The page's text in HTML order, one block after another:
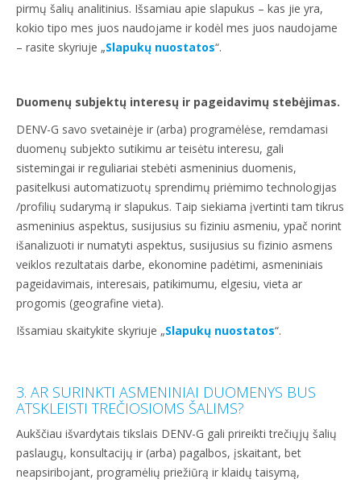
pirmų šalių analitinius. Išsamiau apie slapukus – kas jie yra,
kokio tipo mes juos naudojame ir kodėl mes juos naudojame
– rasite skyriuje „Slapukų nuostatos“.
Duomenų subjektų interesų ir pageidavimų stebėjimas.
DENV-G savo svetainėje ir (arba) programėlėse, remdamasi
duomenų subjekto sutikimu ar teisėtu interesu, gali
sistemingai ir reguliariai stebėti asmeninius duomenis,
pasitelkusi automatizuotų sprendimų priėmimo technologijas
/profilių sudarymą ir slapukus. Taip siekiama įvertinti tam tikrus
asmeninius aspektus, susijusius su fiziniu asmeniu, ypač norint
išanalizuoti ir numatyti aspektus, susijusius su fizinio asmens
veiklos rezultatais darbe, ekonomine padėtimi, asmeniniais
pageidavimais, interesais, patikimumu, elgesiu, vieta ar
progomis (geografine vieta).
Išsamiau skaitykite skyriuje „Slapukų nuostatos“.
3. AR SURINKTI ASMENINIAI DUOMENYS BUS
ATSKLEISTI TREČIOSIOMS ŠALIMS?
Aukščiau išvardytais tikslais DENV-G gali prireikti trečiųjų šalių
paslaugų, konsultacijų ir (arba) pagalbos, įskaitant, bet
neapsiribojant, programėlių priežiūrą ir klaidų taisymą,